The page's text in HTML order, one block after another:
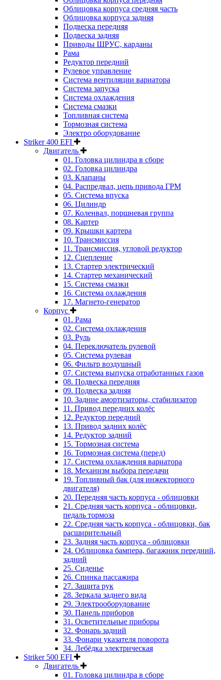
Облицовка корпуса средняя часть
Облицовка корпуса задняя
Подвеска передняя
Подвеска задняя
Приводы ШРУС, карданы
Рама
Редуктор передний
Рулевое управление
Система вентиляции вариатора
Система запуска
Система охлаждения
Система смазки
Топливная система
Тормозная система
Электро оборудование
Striker 400 EFI
Двигатель
01. Головка цилиндра в сборе
02. Головка цилиндра
03. Клапаны
04. Распредвал, цепь привода ГРМ
05. Система впуска
06. Цилиндр
07. Коленвал, поршневая группа
08. Картер
09. Крышки картера
10. Трансмиссия
11. Трансмиссия, угловой редуктор
12. Сцепление
13. Стартер электрический
14. Стартер механический
15. Система смазки
16. Система охлаждения
17. Магнето-генератор
Корпус
01. Рама
02. Система охлаждения
03. Руль
04. Переключатель рулевой
05. Система рулевая
06. Фильтр воздушный
07. Система выпуска отработанных газов
08. Подвеска передняя
09. Подвеска задняя
10. Задние амортизаторы, стабилизатор
11. Привод передних колёс
12. Редуктор передний
13. Привод задних колёс
14. Редуктор задний
15. Тормозная система
16. Тормозная система (перед)
17. Система охлаждения вариатора
18. Механизм выбора передачи
19. Топливный бак (для инжекторного
двигателя)
20. Передняя часть корпуса - облицовки
21. Средняя часть корпуса - облицовки,
педаль тормоза
22. Средняя часть корпуса - облицовки, бак
расширительный
23. Задняя часть корпуса - облицовки
24. Облицовка бампера, багажник передний,
задний
25. Сиденье
26. Спинка пассажира
27. Защита рук
28. Зеркала заднего вида
29. Электрооборудование
30. Панель приборов
31. Oсветительные приборы
32. Фонарь задний
33. Фонари указателя поворота
34. Лебёдка электрическая
Striker 500 EFI
Двигатель
01. Головка цилиндра в сборе